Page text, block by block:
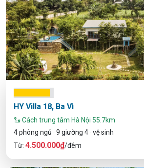
HY Villa 18, Ba Vì
Cách trung tâm Hà Nội 55.7km
4 phòng ngủ · 9 giường 4 · vệ sinh
Từ: 4.500.000₫/đêm